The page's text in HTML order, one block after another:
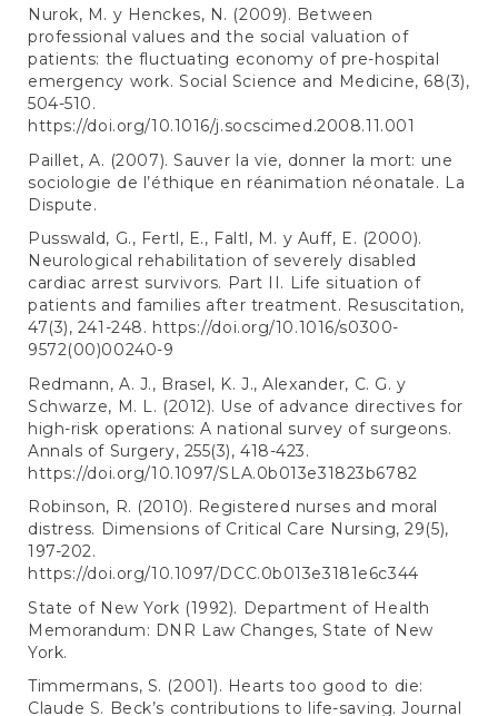
Nurok, M. y Henckes, N. (2009). Between
professional values and the social valuation of
patients: the fluctuating economy of pre-hospital
emergency work. Social Science and Medicine, 68(3),
504-510.
https://doi.org/10.1016/j.socscimed.2008.11.001
Paillet, A. (2007). Sauver la vie, donner la mort: une
sociologie de l’éthique en réanimation néonatale. La
Dispute.
Pusswald, G., Fertl, E., Faltl, M. y Auff, E. (2000).
Neurological rehabilitation of severely disabled
cardiac arrest survivors. Part II. Life situation of
patients and families after treatment. Resuscitation,
47(3), 241-248. https://doi.org/10.1016/s0300-
9572(00)00240-9
Redmann, A. J., Brasel, K. J., Alexander, C. G. y
Schwarze, M. L. (2012). Use of advance directives for
high-risk operations: A national survey of surgeons.
Annals of Surgery, 255(3), 418-423.
https://doi.org/10.1097/SLA.0b013e31823b6782
Robinson, R. (2010). Registered nurses and moral
distress. Dimensions of Critical Care Nursing, 29(5),
197-202.
https://doi.org/10.1097/DCC.0b013e3181e6c344
State of New York (1992). Department of Health
Memorandum: DNR Law Changes, State of New
York.
Timmermans, S. (2001). Hearts too good to die:
Claude S. Beck’s contributions to life-saving. Journal